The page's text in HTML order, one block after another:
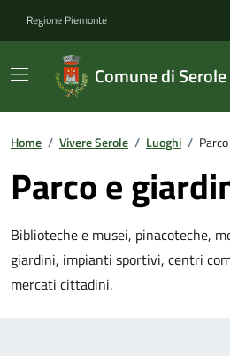
Regione Piemonte
Comune di Serole
Home / Vivere Serole / Luoghi /
Parco e
Biblioteche e musei, pinacoteche,
giardini, impianti sportivi, centri
mercati cittadini.